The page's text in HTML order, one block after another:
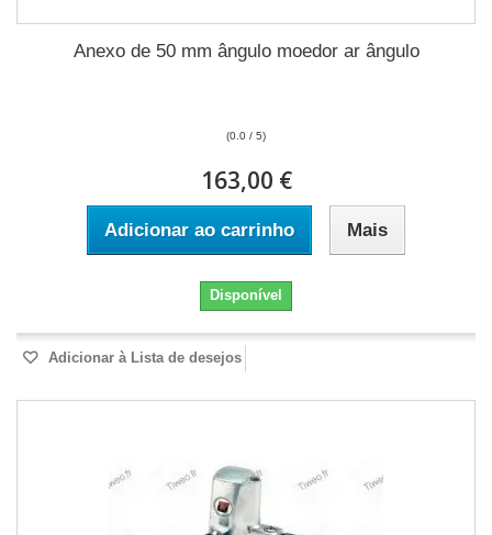
Anexo de 50 mm ângulo moedor ar ângulo
(0.0 / 5)
163,00 €
Adicionar ao carrinho Mais
Disponível
Adicionar à Lista de desejos